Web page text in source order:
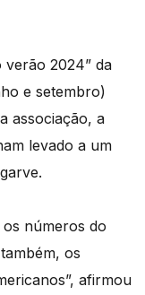
verão 2024” da
e setembro)
associação, a
levado a um
números do
os
afirmou